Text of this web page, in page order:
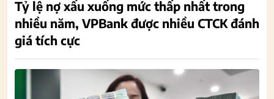
Tỷ lệ nợ xấu xuống mức thấp nhất trong
nhiều năm, VPBank được nhiều CTCK đánh
giá tích cực